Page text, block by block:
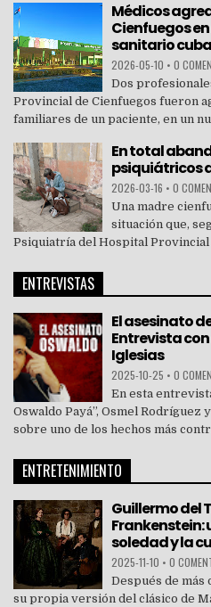
Médicos
Cienfuegos
sanitario
2026-05-10 • 0
Dos
Provincial de Cienfuegos fueron
familiares de un paciente, en un
En total
psiquiátricos
2026-03-16 • 0
Una madre
situación que,
Psiquiatría del Hospital Provincial
ENTREVISTAS
El asesinato
Entrevista con
Iglesias
2025-10-25 • 0
En esta
Oswaldo Payá”, Osmel Rodríguez
sobre uno de los hechos más
ENTRETENIMIENTO
Guillermo del
Frankenstein:
soledad y la
2025-11-10 • 0
Después de más
su propia versión del clásico de